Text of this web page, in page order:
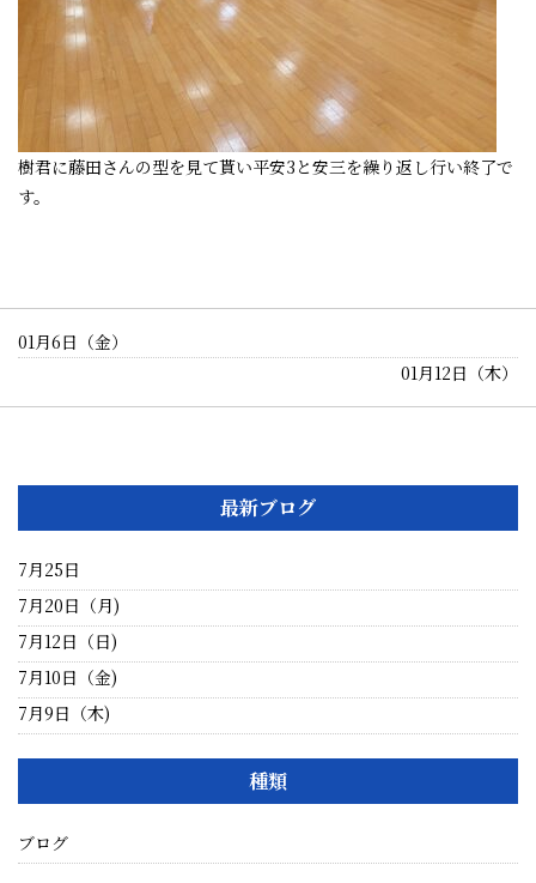
樹君に藤田さんの型を見て貰い平安3と安三を繰り返し行い終了で
す。
01月6日（金）
01月12日（木）
最新ブログ
7月25日
7月20日（月)
7月12日（日)
7月10日（金)
7月9日（木)
種類
ブログ